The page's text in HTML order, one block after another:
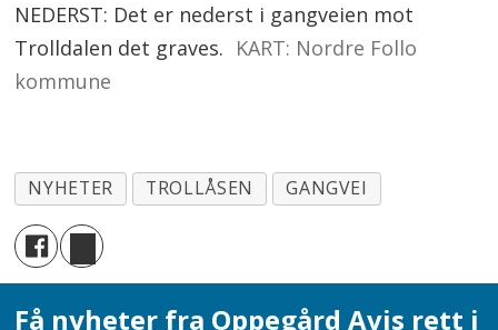
NEDERST: Det er nederst i gangveien mot
Trolldalen det graves. KART: Nordre Follo
kommune
NYHETER TROLLÅSEN GANGVEI
Få nyheter fra Oppegård Avis rett i